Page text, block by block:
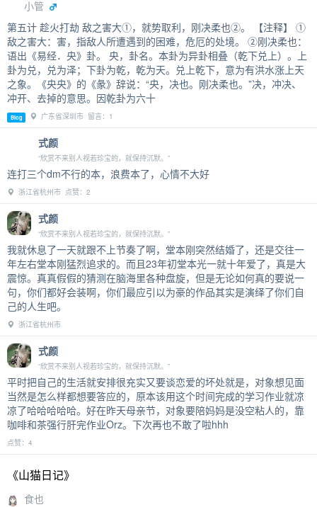
小管
第五计 趁火打劫 敌之害大①，就势取利，刚决柔也②。 【注释】 ①
敌之害大：害，指敌人所遭遇到的困难，危厄的处境。 ②刚决柔也：
语出《易经．央》卦。 央，卦名。本卦为异卦相叠（乾下兑上）。上
卦为兑，兑为泽；下卦为乾，乾为天。兑上乾下，意为有洪水涨上天
之象。《央央》的《彖》辞说：“央，决也。刚决柔也。”决，冲决、
冲开、去掉的意思。因乾卦为六十
Blog 广东省深圳市 留言：1
式颜
“欣赏不来别人视若珍宝的，就保持沉默。”
连打三个dm不行的本，浪费本了，心情不大好
浙江省杭州市 点赞：2
式颜
“欣赏不来别人视若珍宝的，就保持沉默。”
我就休息了一天就跟不上节奏了啊，堂本刚突然结婚了，还是交往一
年左右堂本刚猛烈追求的。而且23年初堂本光一就十年爱了，真是大
震惊。真真假假的猜测在脑海里各种盘旋，但是无论如何真的要说一
句，你们都好会装啊，你们最应引以为豪的作品其实是演绎了你们自
己的人生吧。
浙江省杭州市
式颜
“欣赏不来别人视若珍宝的，就保持沉默。”
平时把自己的生活就安排很充实又要谈恋爱的坏处就是，对象想见面
当然是怎么样都想要答应的，原本该用这个时间完成的学习作业就凉
凉了哈哈哈哈哈。好在昨天母亲节，对象要陪妈妈是没空粘人的，靠
咖啡和茶强行肝完作业Orz。下次再也不敢了啦hhh
点赞：4
《山猫日记》
食也